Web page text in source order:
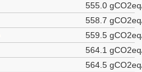
555.0
558.7
559.5
564.1
564.5